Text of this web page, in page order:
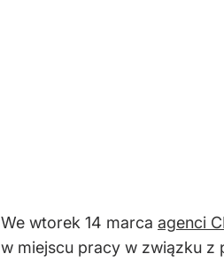
We wtorek 14 marca agenci
w miejscu pracy w związku